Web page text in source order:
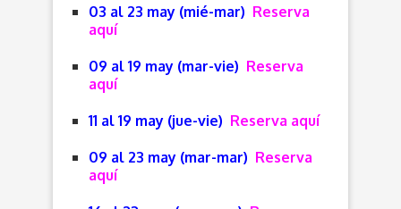
03 al 23 may (mié-mar) Reserva
aquí
09 al 19 may (mar-vie) Reserva
aquí
11 al 19 may (jue-vie) Reserva aquí
09 al 23 may (mar-mar) Reserva
aquí